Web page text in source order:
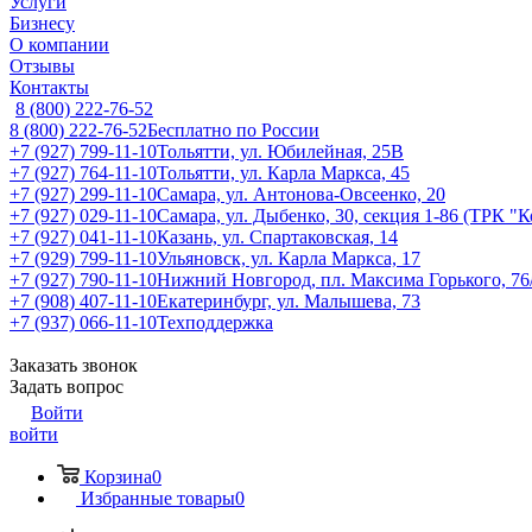
Бизнесу
О компании
Отзывы
Контакты
8 (800) 222-76-52
8 (800) 222-76-52Бесплатно по России
+7 (927) 799-11-10Тольятти, ул. Юбилейная, 25В
+7 (927) 764-11-10Тольятти, ул. Карла Маркса, 45
+7 (927) 299-11-10Самара, ул. Антонова-Овсеенко, 20
+7 (927) 029-11-10Самара, ул. Дыбенко, 30, секция 1-86 (ТРК
+7 (927) 041-11-10Казань, ул. Спартаковская, 14
+7 (929) 799-11-10Ульяновск, ул. Карла Маркса, 17
+7 (927) 790-11-10Нижний Новгород, пл. Максима Горького,
+7 (908) 407-11-10Екатеринбург, ул. Малышева, 73
+7 (937) 066-11-10Техподдержка
Заказать звонок
Задать вопрос
Войти
войти
Корзина0
Избранные товары0